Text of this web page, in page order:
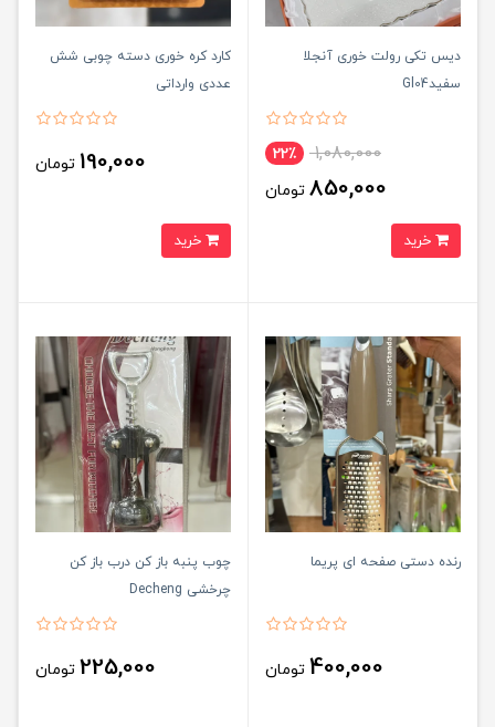
دیس تکی‌ رولت خوری آنجلا
سفیدGl04
1,080,000 22٪
850,000 تومان
کارد کره خوری دسته چوبی شش
عددی وارداتی
190,000 تومان
رنده دستی صفحه ای پریما
400,000 تومان
چوب پنبه باز کن درب باز کن
چرخشی Decheng
225,000 تومان